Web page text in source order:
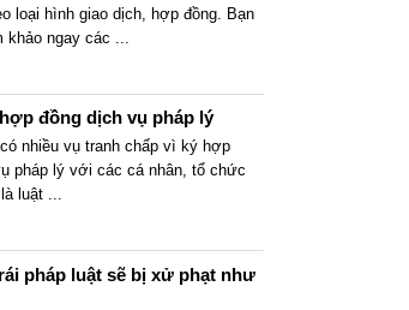
loại hình giao dịch, hợp đồng. Bạn
khảo ngay các
đồng dịch vụ pháp lý
nhiều vụ tranh chấp vì ký hợp
pháp lý với các cá nhân, tổ chức
luật ...
pháp luật sẽ bị xử phạt như